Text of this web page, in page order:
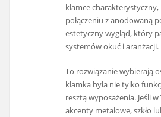
klamce
połączeniu z anodowaną
estetyczny wygląd, który
systemów okuć i aranżacji.
To rozwiązanie wybierają
klamka była nie tylko
resztą wyposażenia. Jeśli
akcenty metalowe, szkło